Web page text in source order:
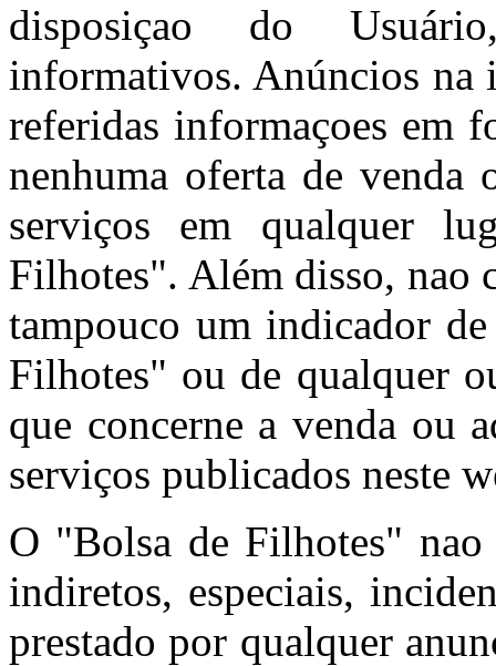
disposiçao do
informativos. Anúncios na
referidas informaçoes em
nenhuma oferta de venda
serviços em qualquer
Filhotes". Além disso, nao
tampouco um indicador
Filhotes" ou de qualquer
que concerne a venda ou
serviços publicados neste
O "Bolsa de Filhotes" nao
indiretos, especiais,
prestado por qualquer